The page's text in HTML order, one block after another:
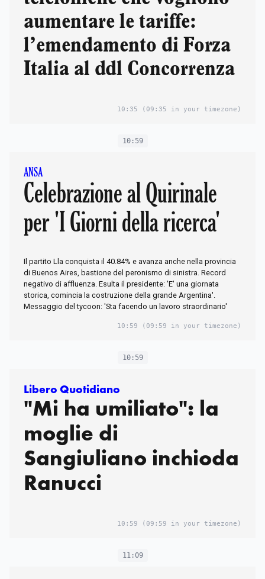
aumentare le tariffe:
l’emendamento di Forza
Italia al ddl Concorrenza
10:35 (09:35 in your timezone)
10:59
ANSA
Celebrazione al Quirinale
per 'I Giorni della ricerca'
Il partito Lla conquista il 40.84% e avanza anche nella provincia
di Buenos Aires, bastione del peronismo di sinistra. Record
negativo di affluenza. Esulta il presidente: 'E' una giornata
storica, comincia la costruzione della grande Argentina'.
Messaggio del tycoon: 'Sta facendo un lavoro straordinario'
10:59 (09:59 in your timezone)
10:59
Libero Quotidiano
"Mi ha umiliato": la
moglie di
Sangiuliano inchioda
Ranucci
10:59 (09:59 in your timezone)
11:09